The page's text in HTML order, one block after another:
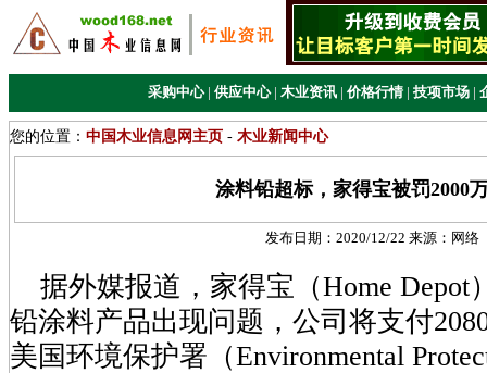
采购中心 | 供应中心 | 木业资讯 | 价格行情 | 技项市场 |
您的位置： 中国木业信息网主页 - 木业新闻中心
涂料铅超标，家得宝被罚2000
发布日期： 2020/12/22 来源： 网络
据外媒报道，家得宝（Home Depot
铅涂料产品出现问题，公司将支付
美国环境保护署（Environmental